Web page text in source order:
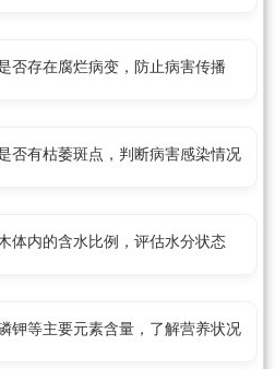
否存在腐烂病变，防止病害传播
否有枯萎斑点，判断病害感染情况
体内的含水比例，评估水分状态
钾等主要元素含量，了解营养状况